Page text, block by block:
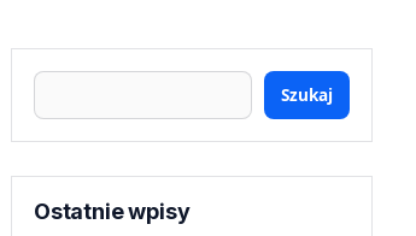
Szukaj
Ostatnie wpisy